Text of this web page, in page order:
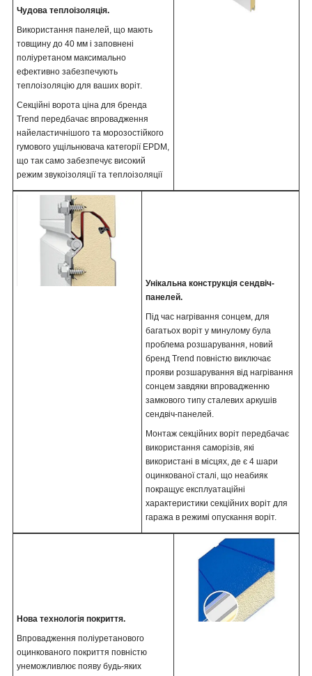
Чудова теплоізоляція.
Використання панелей, що мають
товщину до 40 мм і заповнені
поліуретаном максимально
ефективно забезпечують
теплоізоляцію для ваших воріт.
Секційні ворота ціна для бренда
Trend передбачає впровадження
найеластичнішого та морозостійкого
гумового ущільнювача категорії EPDM,
що так само забезпечує високий
режим звукоізоляції та теплоізоляції
Унікальна конструкція сендвіч-
панелей.
Під час нагрівання сонцем, для
багатьох воріт у минулому була
проблема розшарування, новий
бренд Trend повністю виключає
прояви розшарування від нагрівання
сонцем завдяки впровадженню
замкового типу сталевих аркушів
сендвіч-панелей.
Монтаж секційних воріт передбачає
використання саморізів, які
використані в місцях, де є 4 шари
оцинкованої сталі, що неабияк
покращує експлуатаційні
характеристики секційних воріт для
гаража в режимі опускання воріт.
Нова технологія покриття.
Впровадження поліуретанового
оцинкованого покриття повністю
унеможливлює появу будь-яких